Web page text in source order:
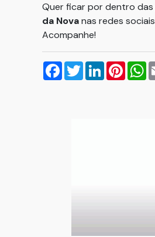
Quer ficar por dentro das
da Novanas redes
Acompanhe!
Facebook
TwitterLinkedIn